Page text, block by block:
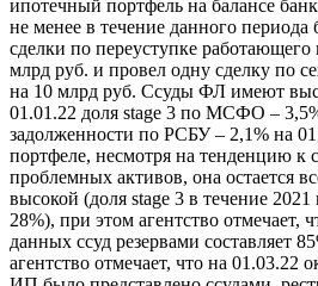
ипотечный портфель на балансе
не менее в течение данного
сделки по переуступке
млрд руб. и провел одну сделку по
на 10 млрд руб. Ссуды ФЛ имеют
01.01.22 доля stage 3 по МСФО –
задолженности по РСБУ – 2,1% на
портфеле, несмотря на тенденцию
проблемных активов, она остается
высокой (доля stage 3 в течение 2021
28%), при этом агентство отмечает,
данных ссуд резервами составляет
агентство отмечает, что на 01.03.22